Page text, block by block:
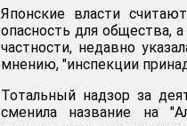
Японские власти
опасность для общества,
частности, недавно
мнению, "инспекции
Тотальный надзор за
сменила название на